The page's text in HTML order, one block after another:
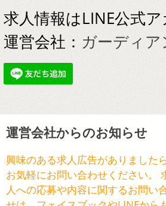
求人情報はLINE公式
運営会社： ガーディ
運営会社からのお知らせ
興味のある求人広告がありました
お気軽にお問い合わせください。
人への応募や内容に関するお問い